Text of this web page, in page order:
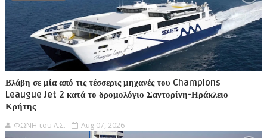
Βλάβη σε μία από τις τέσσερις μηχανές του Champions
Leaugue Jet 2 κατά το δρομολόγιο Σαντορίνη-Ηράκλειο
Κρήτης
ΦΩΝΗ του Λ.Σ. Aug 07, 2026